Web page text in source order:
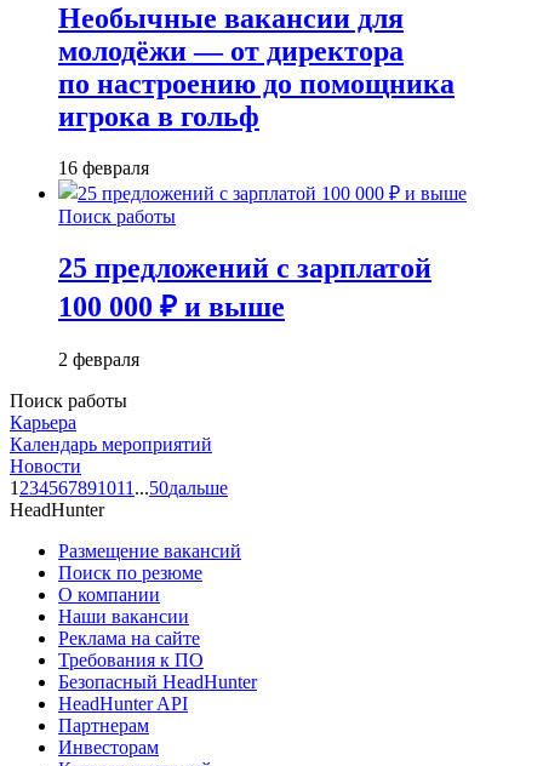
Необычные вакансии для
молодёжи — от директора
по настроению до помощника
игрока в гольф
16 февраля
Поиск работы
25 предложений с зарплатой
100 000 ₽ и выше
2 февраля
Поиск работы
Карьера
Календарь мероприятий
Новости
1 234567891011 ...50дальше
HeadHunter
Размещение вакансий
Поиск по резюме
О компании
Наши вакансии
Реклама на сайте
Требования к ПО
Безопасный HeadHunter
HeadHunter API
Партнерам
Инвесторам